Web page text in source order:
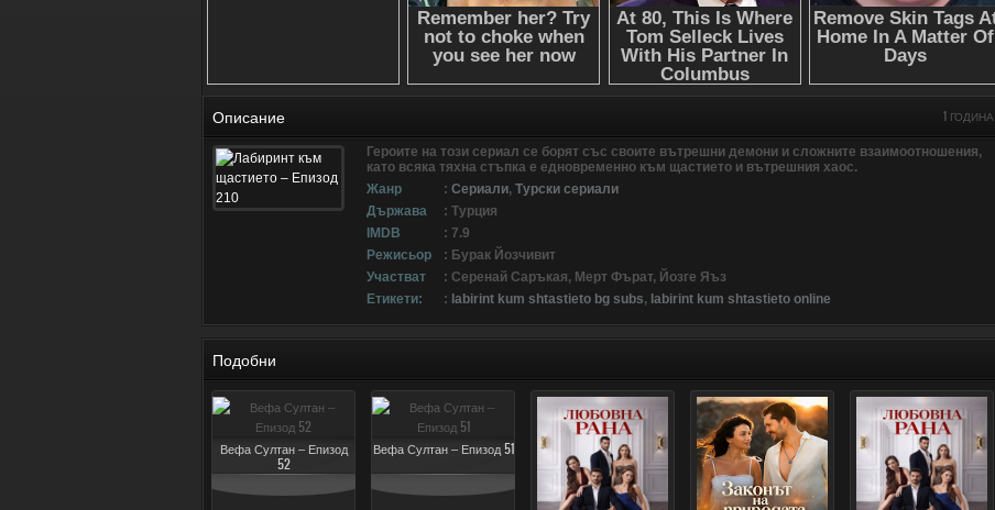
Описание 1 ГОДИНА
Героите на този сериал се борят със своите вътрешни демони и сложните взаимоотношения,
като всяка тяхна стъпка е едновременно към щастието и вътрешния хаос.
Жанр
: Сериали, Турски сериали
Държава
: Турция
IMDB
: 7.9
Режисьор
: Бурак Йозчивит
Участват
: Серенай Саръкая, Мерт Фърат, Йозге Яъз
Етикети:
: labirint kum shtastieto bg subs, labirint kum shtastieto online
Подобни
Вефа Султан – Епизод
52
Вефа Султан – Епизод 51